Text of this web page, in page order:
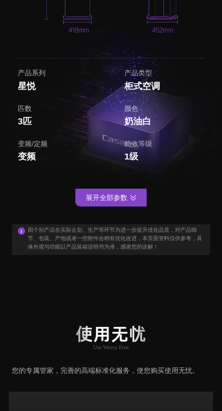
产品系列
星悦
产品类型
柜式空调
匹数
3匹
颜色
奶油白
变频/定频
变频
能效等级
1级
因个别产品在实际企划、生产等环节为进一步提升优化品质，对产品细
节、包装、产地或者一些附件会稍有优化改进，本页面资料仅供参考，具
体外观与功能以产品装箱说明书为准，感谢您的谅解！
展开全部参数
使用无忧
Use Worry Free
您的专属管家，完善的高端标准化服务，使您购买使用无忧。